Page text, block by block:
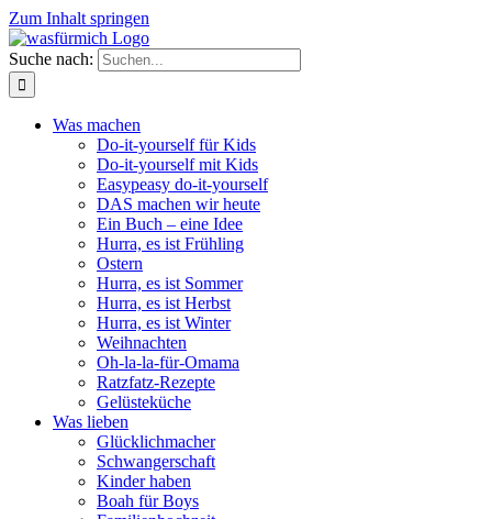
Zum Inhalt springen
Suche nach:
Was machen
Do-it-yourself für Kids
Do-it-yourself mit Kids
Easypeasy do-it-yourself
DAS machen wir heute
Ein Buch – eine Idee
Hurra, es ist Frühling
Ostern
Hurra, es ist Sommer
Hurra, es ist Herbst
Hurra, es ist Winter
Weihnachten
Oh-la-la-für-Omama
Ratzfatz-Rezepte
Gelüsteküche
Was lieben
Glücklichmacher
Schwangerschaft
Kinder haben
Boah für Boys